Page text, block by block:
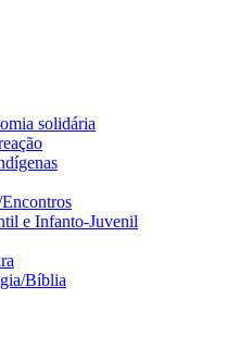
solidária
e Infanto-Juvenil
Bíblia